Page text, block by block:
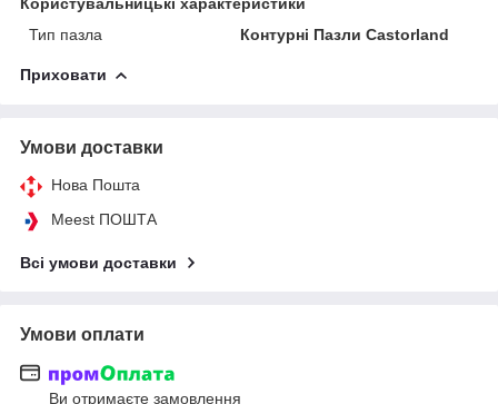
Тип пазла
Контурні Пазли Castorland
Приховати
Умови доставки
Нова Пошта
Meest ПОШТА
Всі умови доставки
Умови оплати
Ви отримаєте замовлення